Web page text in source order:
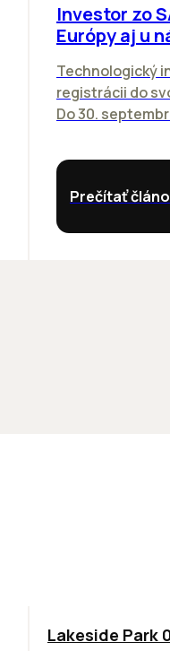
Investor zo
Európy aj u
Technologický
registrácii do
Do 30.
Prečítať
ODPORÚČAME
Lakeside Park